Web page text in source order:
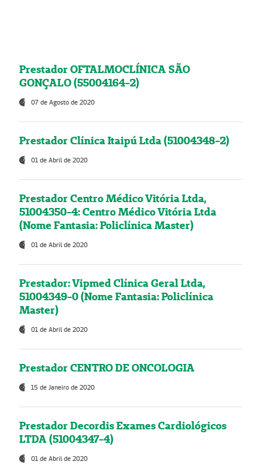
Prestador OFTALMOCLÍNICA SÃO
GONÇALO (55004164-2)
07 de Agosto de 2020
Prestador Clínica Itaipú Ltda (51004348-2)
01 de Abril de 2020
Prestador Centro Médico Vitória Ltda,
51004350-4: Centro Médico Vitória Ltda
(Nome Fantasia: Policlínica Master)
01 de Abril de 2020
Prestador: Vipmed Clínica Geral Ltda,
51004349-0 (Nome Fantasia: Policlínica
Master)
01 de Abril de 2020
Prestador CENTRO DE ONCOLOGIA
15 de Janeiro de 2020
Prestador Decordis Exames Cardiológicos
LTDA (51004347-4)
01 de Abril de 2020